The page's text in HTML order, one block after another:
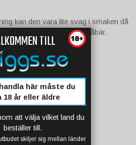
kan den vara lite svag i smaken då
men den smakar blåbär.
vejpa den hela dagen....
i Sverige.
TILL
här måste du
18 år eller äldre
att välja vilket land du
beställer till.
skiljer sig mellan länder